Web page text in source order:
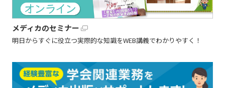
メディカのセミナー
明日からすぐに役立つ実際的な知識をWEB講義でわかりやすく！